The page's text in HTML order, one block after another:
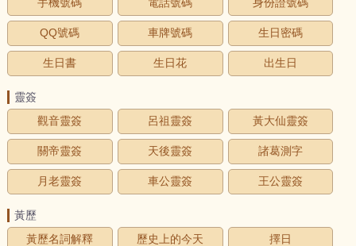
QQ號碼 車牌號碼 生日密碼
生日書 生日花 出生日
靈簽
觀音靈簽
呂祖靈簽 黃大仙靈簽
關帝靈簽 天後靈簽 諸葛測字
月老靈簽 車公靈簽 王公靈簽
黃歷
黃歷名詞解釋
歷史上的今天 擇日